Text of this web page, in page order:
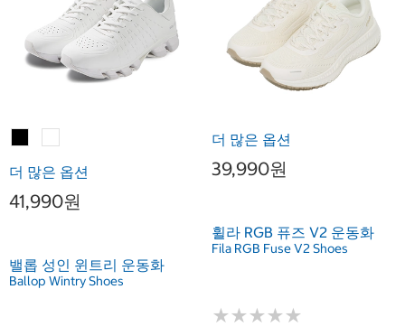
더 많은 옵션
41,990원
밸롭 성인 윈트리 운동화
Ballop Wintry Shoes
더 많은 옵션
39,990원
휠라 RGB 퓨즈 V2 운동화
Fila RGB Fuse V2 Shoes
★★★★★
★★★★★